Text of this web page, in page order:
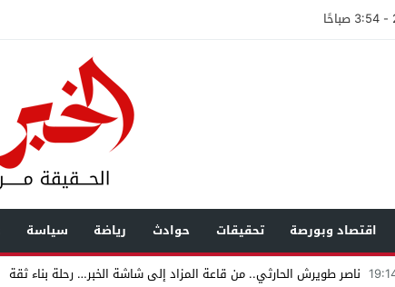
اقتصاد وبورصة تحقيقات حوادث رياضة سياسة
ناصر طويرش الحارثي.. من قاعة المزاد إلى شاشة الخبر… رحلة بناء ثقة